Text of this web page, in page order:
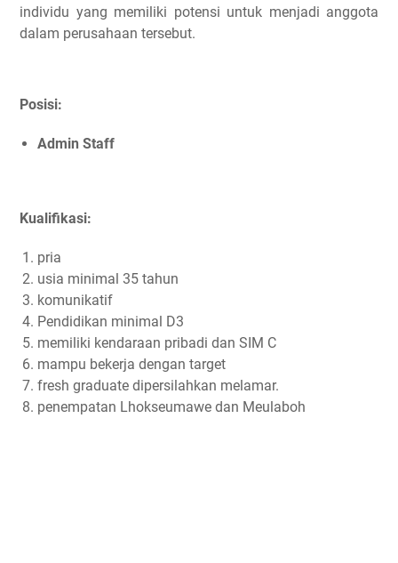
individu yang memiliki potensi untuk menjadi anggota
dalam perusahaan tersebut.
Posisi:
Admin Staff
Kualifikasi:
pria
usia minimal 35 tahun
komunikatif
Pendidikan minimal D3
memiliki kendaraan pribadi dan SIM C
mampu bekerja dengan target
fresh graduate dipersilahkan melamar.
penempatan Lhokseumawe dan Meulaboh